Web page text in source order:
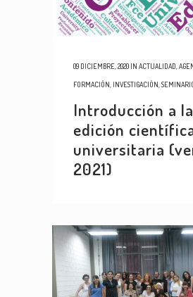
09 DICIEMBRE, 2020 IN ACTUALIDAD
FORMACIÓN INVESTIGACIÓN ,
Introducción a la
edición
universitaria
2021)